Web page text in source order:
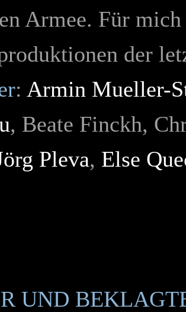
Armee. Für
der
: Armin Mueller-
, Beate Finckh,
Pleva, Else
UND